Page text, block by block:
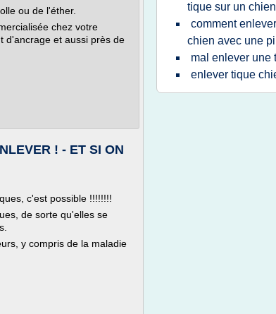
ou de l'éther.
chez votre
d'ancrage et aussi près de
! - ET SI ON
c'est possible !!!!!!!!
de sorte qu'elles se
y compris de la maladie
tique sur un chien
comment
chien avec une
mal enlever une
enlever tique